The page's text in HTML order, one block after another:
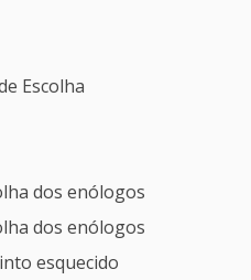
Escolha
dos enólogos
dos enólogos
esquecido